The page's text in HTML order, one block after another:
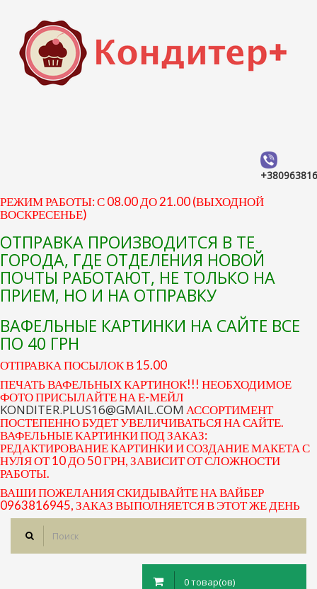
РЕЖИМ РАБОТЫ: С 08.00 ДО 21.00 (ВЫХОДНОЙ
ВОСКРЕСЕНЬЕ)
ОТПРАВКА ПРОИЗВОДИТСЯ В ТЕ
ГОРОДА, ГДЕ ОТДЕЛЕНИЯ НОВОЙ
ПОЧТЫ РАБОТАЮТ, НЕ ТОЛЬКО НА
ПРИЕМ, НО И НА ОТПРАВКУ
ВАФЕЛЬНЫЕ КАРТИНКИ НА САЙТЕ ВСЕ
ПО 40 ГРН
ОТПРАВКА ПОСЫЛОК В 15.00
ПЕЧАТЬ ВАФЕЛЬНЫХ КАРТИНОК!!! НЕОБХОДИМОЕ
ФОТО ПРИСЫЛАЙТЕ НА Е-МЕЙЛ
KONDITER.PLUS16@GMAIL.COM АССОРТИМЕНТ
ПОСТЕПЕННО БУДЕТ УВЕЛИЧИВАТЬСЯ НА САЙТЕ.
ВАФЕЛЬНЫЕ КАРТИНКИ ПОД ЗАКАЗ:
РЕДАКТИРОВАНИЕ КАРТИНКИ И СОЗДАНИЕ МАКЕТА С
НУЛЯ ОТ 10 ДО 50 ГРН, ЗАВИСИТ ОТ СЛОЖНОСТИ
РАБОТЫ.
ВАШИ ПОЖЕЛАНИЯ СКИДЫВАЙТЕ НА ВАЙБЕР
0963816945, ЗАКАЗ ВЫПОЛНЯЕТСЯ В ЭТОТ ЖЕ ДЕНЬ
0 товар(ов)